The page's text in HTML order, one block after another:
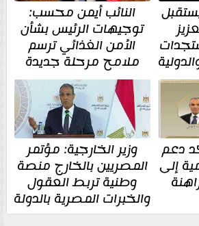
النائب أيمن محسب:
توجيهات الرئيس بشأن
الأمن الغذائي ترسم
ملامح مرحلة جديدة
دعم
إلى
وزير الخارجية: مؤتمر
المصريين بالخارج منصة
وطنية تربط العقول
والخبرات المصرية بالدولة